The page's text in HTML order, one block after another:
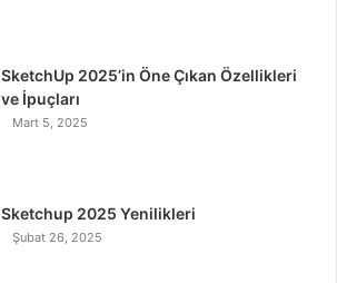
SketchUp 2025’in Öne Çıkan Özellikleri
ve İpuçları
Mart 5, 2025
Sketchup 2025 Yenilikleri
Şubat 26, 2025